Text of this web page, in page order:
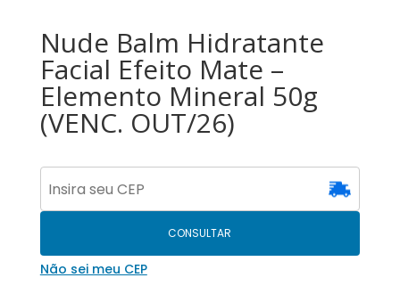
Nude Balm Hidratante
Facial Efeito Mate –
Elemento Mineral 50g
(VENC. OUT/26)
CONSULTAR
Não sei meu CEP